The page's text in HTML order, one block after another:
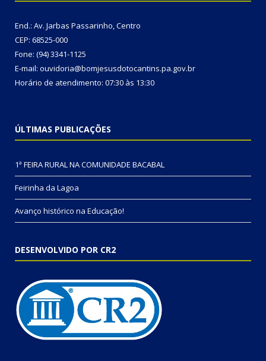
End.: Av. Jarbas Passarinho, Centro
CEP: 68525-000
Fone: (94) 3341-1125
E-mail: ouvidoria@bomjesusdotocantins.pa.gov.br
Horário de atendimento: 07:30 às 13:30
ÚLTIMAS PUBLICAÇÕES
1ª FEIRA RURAL NA COMUNIDADE BACABAL
Feirinha da Lagoa
Avanço histórico na Educação!
DESENVOLVIDO POR CR2